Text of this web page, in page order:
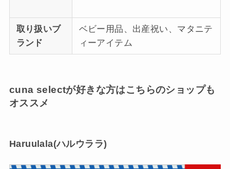
取り扱いブ
ランド
ベビー用品、出産祝い、マタニテ
ィーアイテム
cuna selectが好きな方はこちらのショップも
オススメ
Haruulala(ハルウララ)